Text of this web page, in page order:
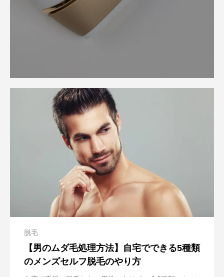
脱毛
【男のムダ毛処理方法】自宅でできる5種類
のメンズセルフ脱毛のやり方